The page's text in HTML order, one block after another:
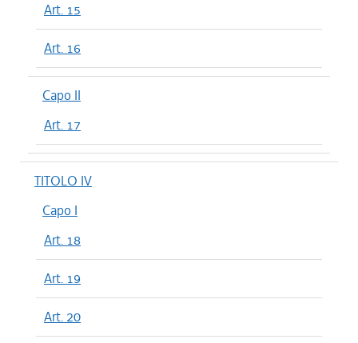
Art. 15
Art. 16
Capo II
Art. 17
TITOLO IV
Capo I
Art. 18
Art. 19
Art. 20